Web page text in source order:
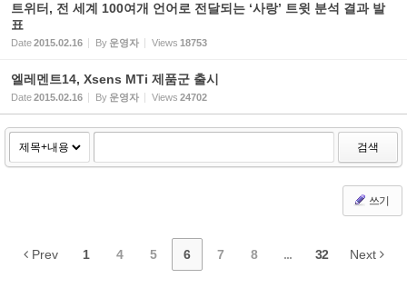
트위터, 전 세계 100여개 언어로 전달되는 ‘사랑’ 트윗 분석 결과 발
표
Date2015.02.16 By 운영자 Views 18753
엘레멘트14, Xsens MTi 제품군 출시
Date2015.02.16 By 운영자 Views 24702
검색
쓰기
Prev 1 4 5 6 7 8 ... 32 Next